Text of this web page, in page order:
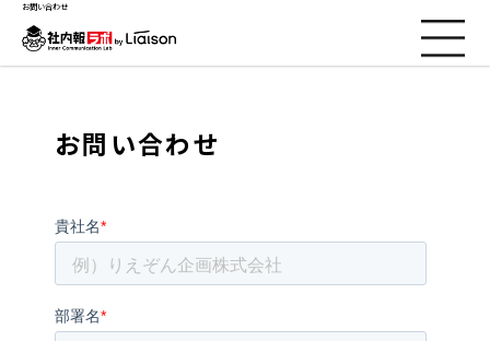
Web社内報
資料コーナー
お問い合わせ
お問い合わせ